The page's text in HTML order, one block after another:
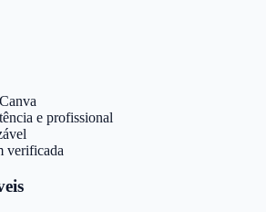
e profissional
verificada